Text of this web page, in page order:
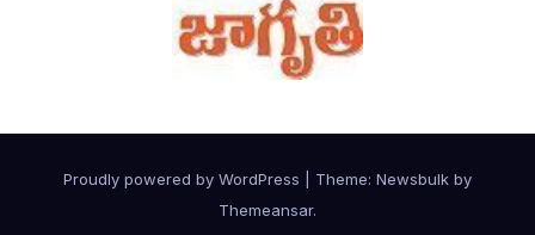
Proudly powered by WordPress Theme: Newsbulk by
Themeansar.